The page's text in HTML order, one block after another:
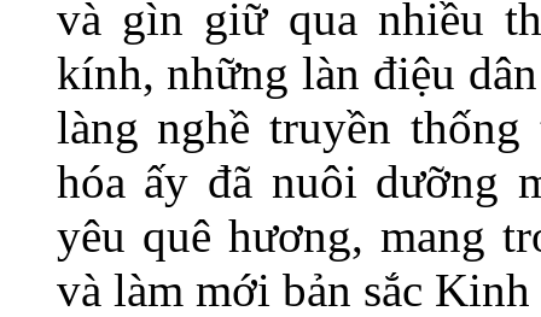
và gìn giữ qua nhiều
kính, những làn điệu
làng nghề truyền
hóa ấy đã nuôi dưỡng
yêu quê hương, mang
và làm mới bản sắc